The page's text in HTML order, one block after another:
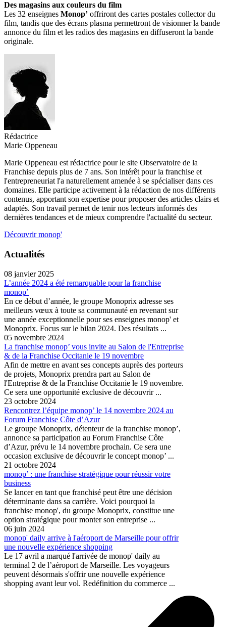
Des magasins aux couleurs du film
Les 32 enseignes Monop’ offriront des cartes postales collector du
film, tandis que des écrans plasma permettront de visionner la bande
annonce du film et les radios des magasins en diffuseront la bande
originale.
Rédactrice
Marie Oppeneau
Marie Oppeneau est rédactrice pour le site Observatoire de la
Franchise depuis plus de 7 ans. Son intérêt pour la franchise et
l'entrepreneuriat l'a naturellement amenée à se spécialiser dans ces
domaines. Elle participe activement à la rédaction de nos différents
contenus, apportant son expertise pour proposer des articles clairs et
adaptés. Son travail permet de tenir nos lecteurs informés des
dernières tendances et de mieux comprendre l'actualité du secteur.
Découvrir monop'
Actualités
08 janvier 2025
L’année 2024 a été remarquable pour la franchise
monop’
En ce début d’année, le groupe Monoprix adresse ses
meilleurs vœux à toute sa communauté en revenant sur
une année exceptionnelle pour ses enseignes monop' et
Monoprix. Focus sur le bilan 2024. Des résultats ...
05 novembre 2024
La franchise monop’ vous invite au Salon de l'Entreprise
& de la Franchise Occitanie le 19 novembre
Afin de mettre en avant ses concepts auprès des porteurs
de projets, Monoprix prendra part au Salon de
l'Entreprise & de la Franchise Occitanie le 19 novembre.
Ce sera une opportunité exclusive de découvrir ...
23 octobre 2024
Rencontrez l’équipe monop’ le 14 novembre 2024 au
Forum Franchise Côte d’Azur
Le groupe Monoprix, détenteur de la franchise monop’,
annonce sa participation au Forum Franchise Côte
d’Azur, prévu le 14 novembre prochain. Ce sera une
occasion exclusive de découvrir le concept monop’ ...
21 octobre 2024
monop’ : une franchise stratégique pour réussir votre
business
Se lancer en tant que franchisé peut être une décision
déterminante dans sa carrière. Voici pourquoi la
franchise monop', du groupe Monoprix, constitue une
option stratégique pour monter son entreprise ...
06 juin 2024
monop' daily arrive à l'aéroport de Marseille pour offrir
une nouvelle expérience shopping
Le 17 avril a marqué l'arrivée de monop' daily au
terminal 2 de l’aéroport de Marseille. Les voyageurs
peuvent désormais s'offrir une nouvelle expérience
shopping avant leur vol. Redéfinition du commerce ...